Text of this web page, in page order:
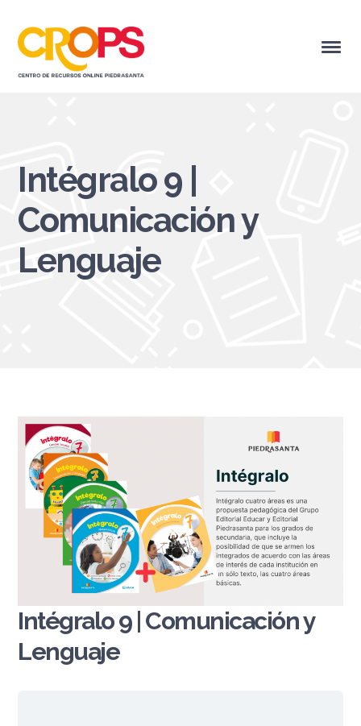
Intégralo 9 |
Comunicación y
Lenguaje
Intégralo 9 | Comunicación y
Lenguaje